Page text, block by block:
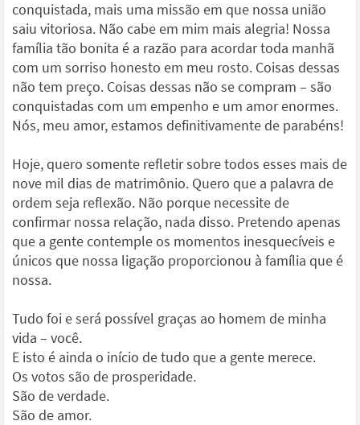
conquistada, mais uma missão em que nossa união
saiu vitoriosa. Não cabe em mim mais alegria! Nossa
família tão bonita é a razão para acordar toda manhã
com um sorriso honesto em meu rosto. Coisas dessas
não tem preço. Coisas dessas não se compram – são
conquistadas com um empenho e um amor enormes.
Nós, meu amor, estamos definitivamente de parabéns!
Hoje, quero somente refletir sobre todos esses mais de
nove mil dias de matrimônio. Quero que a palavra de
ordem seja reflexão. Não porque necessite de
confirmar nossa relação, nada disso. Pretendo apenas
que a gente contemple os momentos inesquecíveis e
únicos que nossa ligação proporcionou à família que é
nossa.
Tudo foi e será possível graças ao homem de minha
vida – você.
E isto é ainda o início de tudo que a gente merece.
Os votos são de prosperidade.
São de verdade.
São de amor.